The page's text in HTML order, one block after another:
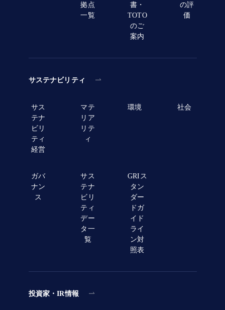
拠点
一覧
書・
TOTO
のご
案内
の評
価
サステナビリティ
サス
テナ
ビリ
ティ
経営
マテ
リア
リテ
ィ
環境 社会
ガバ
ナン
ス
サス
テナ
ビリ
ティ
デー
タ一
覧
GRIス
タン
ダー
ドガ
イド
ライ
ン対
照表
投資家・IR情報